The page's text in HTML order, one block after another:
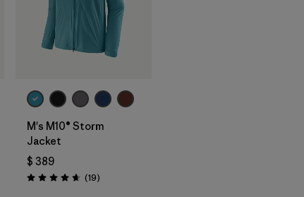
M's M10® Storm
Jacket
$ 389
Valoración: 4.7 / 5
(19Comentarios
)